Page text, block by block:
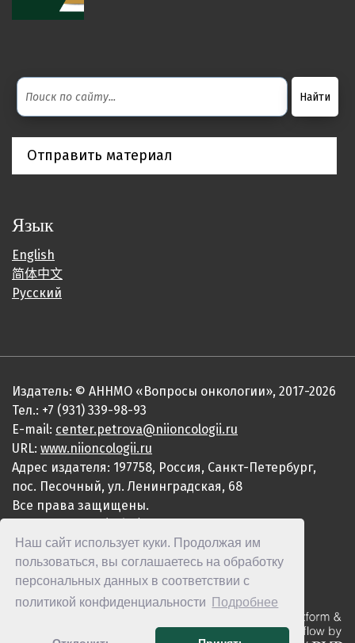
Наш сайт использует куки. Продолжая им
пользоваться, вы соглашаетесь на обработку
персональных данных в соответствии с
политикой конфиденциальности
Подробнее
Отправить материал
Язык
English
简体中文
Русский
Издатель: © АННМО «Вопросы онкологии», 2017-2026
Тел.: +7 (931) 339-98-93
E-mail: center.petrova@niioncologii.ru
URL: www.niioncologii.ru
Адрес издателя: 197758, Россия, Санкт-Петербург,
пос. Песочный, ул. Ленинградская, 68
Все права защищены.
ISSN 2949-4915 (Online)